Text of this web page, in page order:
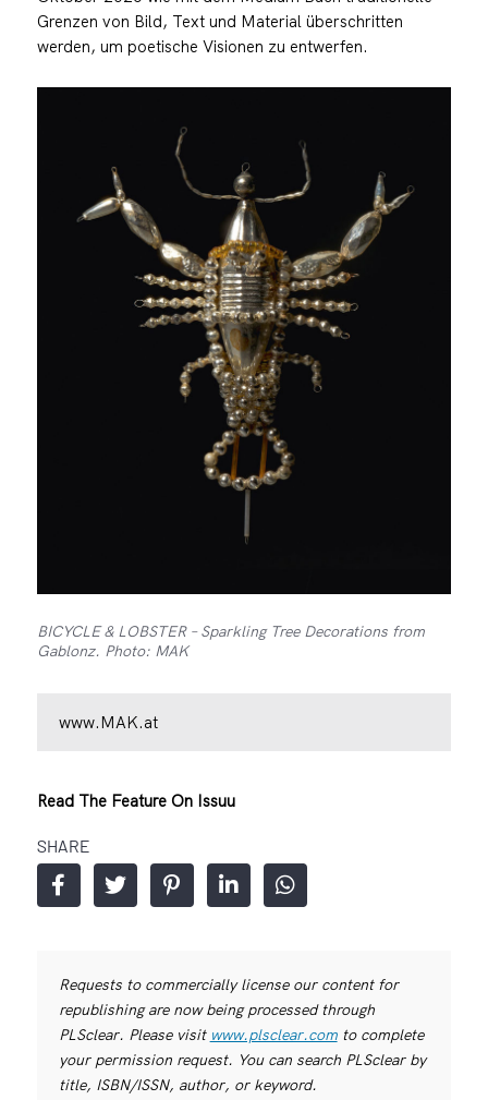
Grenzen von Bild, Text und Material überschritten
werden, um poetische Visionen zu entwerfen.
BICYCLE & LOBSTER – Sparkling Tree Decorations from
Gablonz. Photo: MAK
www.MAK.at
Read The Feature On Issuu
SHARE
Requests to commercially license our content for
republishing are now being processed through
PLSclear. Please visit www.plsclear.comto complete
your permission request. You can search PLSclear by
title, ISBN/ISSN, author, or keyword.